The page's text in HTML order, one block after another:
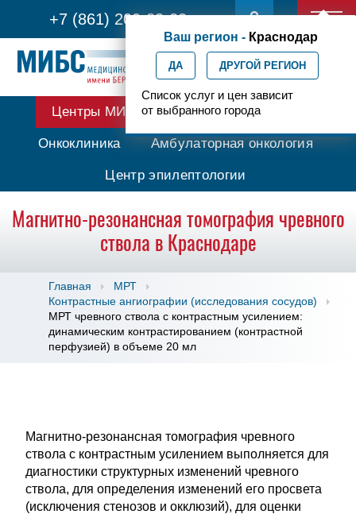
+7 (861) 200-83-22
Ваш регион - Краснодар
ДА ДРУГОЙ РЕГИОН
Список услуг и цен зависит
от выбранного города
Центры МИБС Протонная терапия
Онкоклиника Амбулаторная онкология
Центр эпилептологии
Магнитно-резонансная томография чревного
ствола в Краснодаре
Главная
МРТ
Контрастные ангиографии (исследования сосудов)
МРТ чревного ствола с контрастным усилением:
динамическим контрастированием (контрастной
перфузией) в объеме 20 мл
Магнитно-резонансная томография чревного
ствола с контрастным усилением выполняется для
диагностики структурных изменений чревного
ствола, для определения изменений его просвета
(исключения стенозов и окклюзий), для оценки